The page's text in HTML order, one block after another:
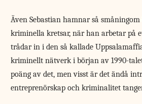
Även Sebastian hamnar så
kriminella kretsar, när han arbetar på
trådar in i den så kallade
kriminellt nätverk i början av 1990-
poäng av det, men visst är det ändå
entreprenörskap och kriminalitet